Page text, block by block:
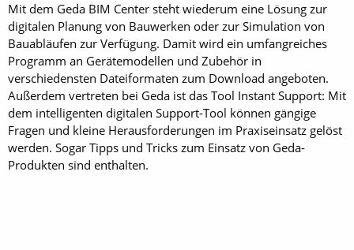
Mit dem Geda BIM Center steht wiederum eine Lösung zur
digitalen Planung von Bauwerken oder zur Simulation von
Bauabläufen zur Verfügung. Damit wird ein umfangreiches
Programm an Gerätemodellen und Zubehör in
verschiedensten Dateiformaten zum Download angeboten.
Außerdem vertreten bei Geda ist das Tool Instant Support: Mit
dem intelligenten digitalen Support-Tool können gängige
Fragen und kleine Herausforderungen im Praxiseinsatz gelöst
werden. Sogar Tipps und Tricks zum Einsatz von ­Geda-
Produkten sind enthalten.